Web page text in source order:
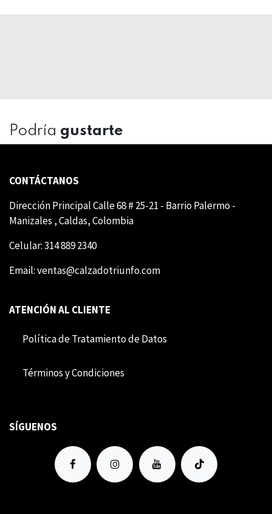
Podría gustarte
CONTÁCTANOS
Dirección Principal Calle 68 # 25-21 - Barrio Palermo -
Manizales , Caldas, Colombia
Celular: 314 889 2340
Email:ventas@calzadotriunfo.com
ATENCIÓN AL CLIENTE
Política de Tratamiento de Datos
Término​​s y Condiciones
SÍGUENOS